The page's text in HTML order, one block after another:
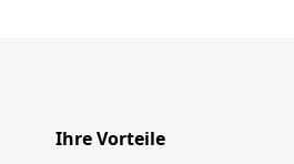
Ihre Vorteile